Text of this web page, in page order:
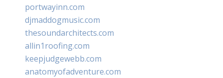
portwayinn.com
djmaddogmusic.com
thesoundarchitects.com
allin1roofing.com
keepjudgewebb.com
anatomyofadventure.com